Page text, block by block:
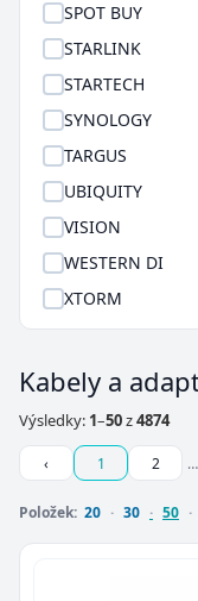
SPOT BUY
STARLINK
STARTECH
SYNOLOGY
TARGUS
UBIQUITY
VISION
WESTERN DI
XTORM
Kabely a
Výsledky: 1–50z4874
‹ 1 2 …
Položek: 20 30 50